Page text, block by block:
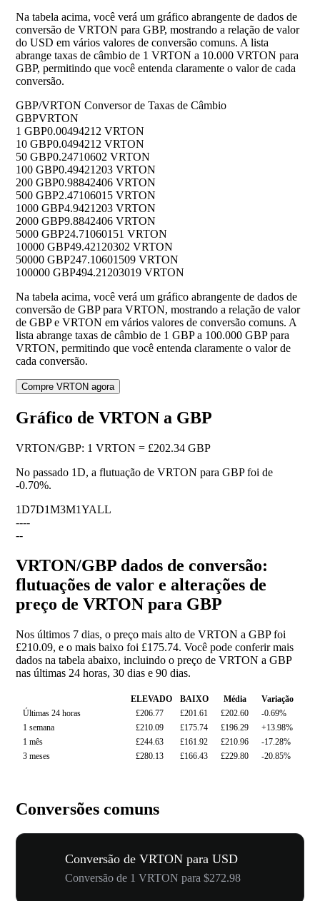
Na tabela acima, você verá um gráfico abrangente de dados de
conversão de VRTON para GBP, mostrando a relação de valor
do USD em vários valores de conversão comuns. A lista
abrange taxas de câmbio de 1 VRTON a 10.000 VRTON para
GBP, permitindo que você entenda claramente o valor de cada
conversão.
GBP/VRTON Conversor de Taxas de Câmbio
GBPVRTON
1 GBP0.00494212 VRTON
10 GBP0.0494212 VRTON
50 GBP0.24710602 VRTON
100 GBP0.49421203 VRTON
200 GBP0.98842406 VRTON
500 GBP2.47106015 VRTON
1000 GBP4.9421203 VRTON
2000 GBP9.8842406 VRTON
5000 GBP24.71060151 VRTON
10000 GBP49.42120302 VRTON
50000 GBP247.10601509 VRTON
100000 GBP494.21203019 VRTON
Na tabela acima, você verá um gráfico abrangente de dados de
conversão de GBP para VRTON, mostrando a relação de valor
de GBP e VRTON em vários valores de conversão comuns. A
lista abrange taxas de câmbio de 1 GBP a 100.000 GBP para
VRTON, permitindo que você entenda claramente o valor de
cada conversão.
Compre VRTON agora
Gráfico de VRTON a GBP
VRTON/GBP: 1 VRTON = £202.34 GBP
No passado 1D, a flutuação de VRTON para GBP foi de
-0.70%.
1D7D1M3M1YALL
----
--
VRTON/GBP dados de conversão:
flutuações de valor e alterações de
preço de VRTON para GBP
Nos últimos 7 dias, o preço mais alto de VRTON a GBP foi
£210.09, e o mais baixo foi £175.74. Você pode conferir mais
dados na tabela abaixo, incluindo o preço de VRTON a GBP
nas últimas 24 horas, 30 dias e 90 dias.
ELEVADO BAIXO Média
Variação
Últimas 24 horas
£206.77 £201.61 £202.60
-0.69%
1 semana
£210.09 £175.74 £196.29
+13.98%
1 mês
£244.63 £161.92 £210.96
-17.28%
3 meses
£280.13 £166.43 £229.80 -20.85%
Conversões comuns
Conversão de VRTON para USD
Conversão de 1 VRTON para $272.98